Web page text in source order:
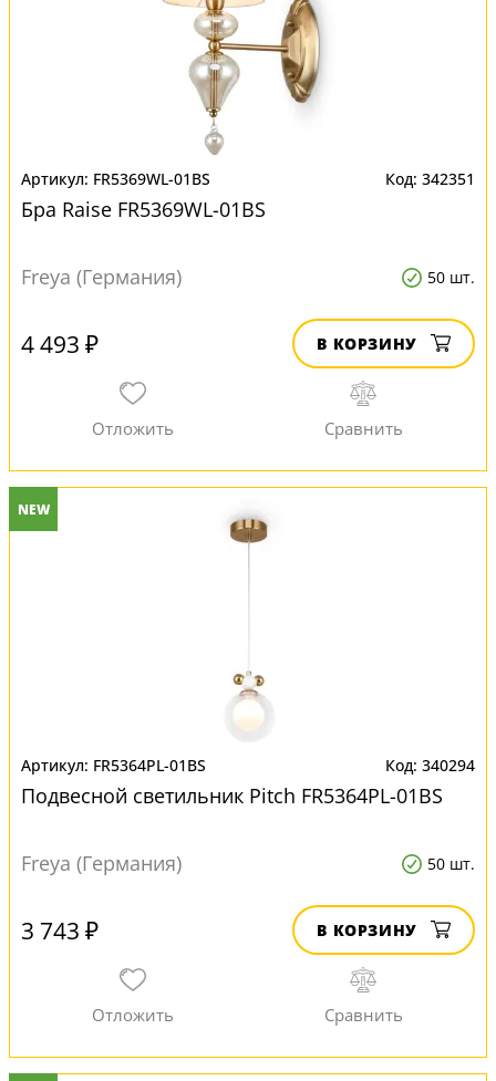
FR5369WL-01BS 342351
Бра Raise FR5369WL-01BS
Freya (Германия) 50 шт.
4 493 ₽ В КОРЗИНУ
NEW
FR5364PL-01BS 340294
Подвесной светильник Pitch FR5364PL-01BS
Freya (Германия) 50 шт.
3 743 ₽ В КОРЗИНУ